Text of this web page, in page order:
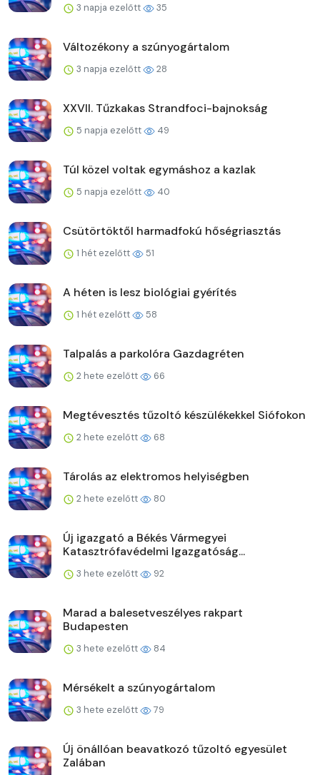
3 napja ezelőtt 35
Változékony a szúnyogártalom
3 napja ezelőtt 28
XXVII. Tűzkakas Strandfoci-bajnokság
5 napja ezelőtt 49
Túl közel voltak egymáshoz a kazlak
5 napja ezelőtt 40
Csütörtöktől harmadfokú hőségriasztás
1 hét ezelőtt 51
A héten is lesz biológiai gyérítés
1 hét ezelőtt 58
Talpalás a parkolóra Gazdagréten
2 hete ezelőtt 66
Megtévesztés tűzoltó készülékekkel Siófokon
2 hete ezelőtt 68
Tárolás az elektromos helyiségben
2 hete ezelőtt 80
Új igazgató a Békés Vármegyei
Katasztrófavédelmi Igazgatóság...
3 hete ezelőtt 92
Marad a balesetveszélyes rakpart
Budapesten
3 hete ezelőtt 84
Mérsékelt a szúnyogártalom
3 hete ezelőtt 79
Új önállóan beavatkozó tűzoltó egyesület
Zalában